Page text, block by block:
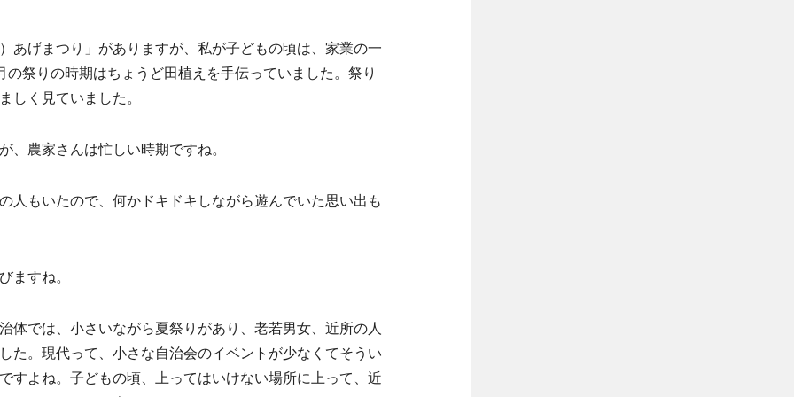
げまつり」がありますが、私が子どもの頃は、家業の一
祭りの時期はちょうど田植えを手伝っていました。祭り
しく見ていました。
農家さんは忙しい時期ですね。
もいたので、何かドキドキしながら遊んでいた思い出も
すね。
では、小さいながら夏祭りがあり、老若男女、近所の人
た。現代って、小さな自治会のイベントが少なくてそうい
すよね。子どもの頃、上ってはいけない場所に上って、近